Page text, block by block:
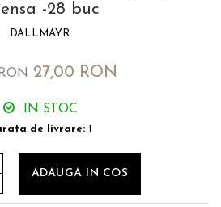
-28 buc
DALLMAYR
27,00 RON
IN STOC
de livrare: 1
ADAUGA IN COS